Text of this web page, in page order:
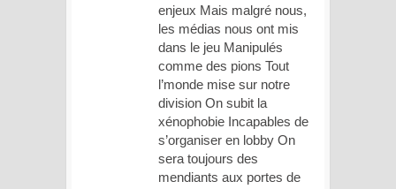
enjeux Mais malgré nous,
les médias nous ont mis
dans le jeu Manipulés
comme des pions Tout
l’monde mise sur notre
division On subit la
xénophobie Incapables de
s’organiser en lobby On
sera toujours des
mendiants aux portes de